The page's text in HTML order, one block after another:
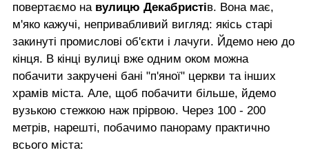
повертаємо на вулицю Декабристів. Вона має,
м'яко кажучі, непривабливий вигляд: якісь старі
закинуті промислові об'єкти і лачуги. Йдемо нею до
кінця. В кінці вулиці вже одним оком можна
побачити закручені бані "п'яної" церкви та інших
храмів міста. Але, щоб побачити більше, йдемо
вузькою стежкою наж прірвою. Через 100 - 200
метрів, нарешті, побачимо панораму практично
всього міста: